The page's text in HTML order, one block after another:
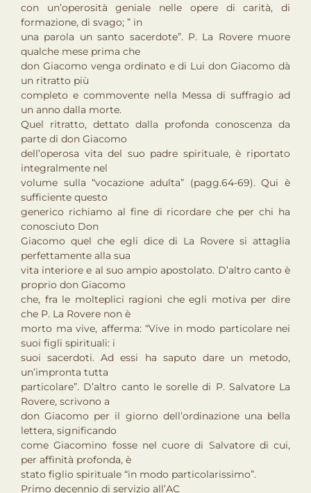
con un’operosità geniale nelle opere di carità, di
formazione, di svago; ” in
una parola un santo sacerdote”. P. La Rovere muore
qualche mese prima che
don Giacomo venga ordinato e di Lui don Giacomo dà
un ritratto più
completo e commovente nella Messa di suffragio ad
un anno dalla morte.
Quel ritratto, dettato dalla profonda conoscenza da
parte di don Giacomo
dell’operosa vita del suo padre spirituale, è riportato
integralmente nel
volume sulla “vocazione adulta” (pagg.64-69). Qui è
sufficiente questo
generico richiamo al fine di ricordare che per chi ha
conosciuto Don
Giacomo quel che egli dice di La Rovere si attaglia
perfettamente alla sua
vita interiore e al suo ampio apostolato. D’altro canto è
proprio don Giacomo
che, fra le molteplici ragioni che egli motiva per dire
che P. La Rovere non è
morto ma vive, afferma: “Vive in modo particolare nei
suoi figli spirituali: i
suoi sacerdoti. Ad essi ha saputo dare un metodo,
un’impronta tutta
particolare”. D’altro canto le sorelle di P. Salvatore La
Rovere, scrivono a
don Giacomo per il giorno dell’ordinazione una bella
lettera, significando
come Giacomino fosse nel cuore di Salvatore di cui,
per affinità profonda, è
stato figlio spirituale “in modo particolarissimo”.
Primo decennio di servizio all’AC